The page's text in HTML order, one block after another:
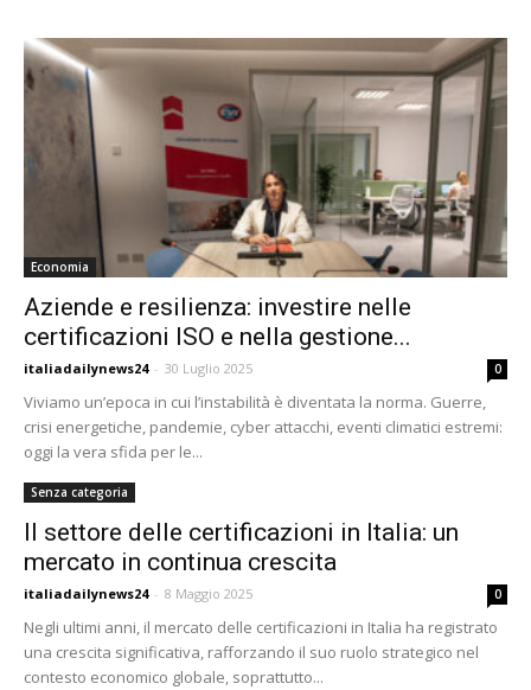
Economia
Aziende e resilienza: investire nelle
certificazioni ISO e nella gestione...
italiadailynews24 - 30 Luglio 2025 0
Viviamo un’epoca in cui l’instabilità è diventata la norma. Guerre,
crisi energetiche, pandemie, cyber attacchi, eventi climatici estremi:
oggi la vera sfida per le...
Senza categoria
Il settore delle certificazioni in Italia: un
mercato in continua crescita
italiadailynews24 - 8 Maggio 2025 0
Negli ultimi anni, il mercato delle certificazioni in Italia ha registrato
una crescita significativa, rafforzando il suo ruolo strategico nel
contesto economico globale, soprattutto...